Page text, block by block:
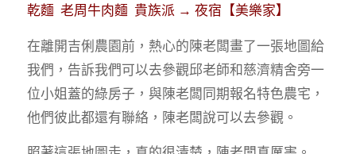
乾麵 老周牛肉麵 貴族派 → 夜宿【美樂家】
在離開吉俐農園前，熱心的陳老闆畫了一張地圖給
我們，告訴我們可以去參觀邱老師和慈濟精舍旁一
位小姐蓋的綠房子，與陳老闆同期報名特色農宅，
他們彼此都還有聯絡，陳老闆說可以去參觀。